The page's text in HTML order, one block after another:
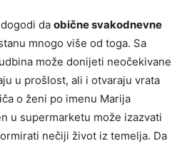
da obične svakodnevne
mnogo više od toga. Sa
može donijeti neočekivane
u prošlost, ali i otvaraju vrata
o ženi po imenu Marija
u supermarketu može izazvati
nečiji život iz temelja. Da